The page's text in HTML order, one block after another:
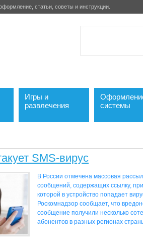
статьи, советы и инструкции.
Игры и
развлечения
системы
SMS-вирус
В России отмечена массовая
сообщений, содержащих ссылку,
которой в устройство попадает
Роскомнадзор сообщает, что
сообщение получили несколько
абонентов в разных регионах